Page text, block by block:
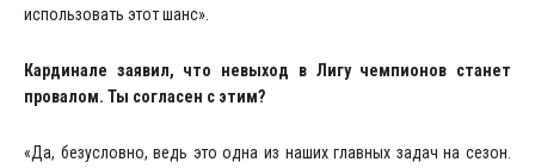
использовать этот шанс».
Кардинале заявил, что невыход в Лигу чемпионов станет
провалом. Ты согласен с этим?
«Да, безусловно, ведь это одна из наших главных задач на сезон.